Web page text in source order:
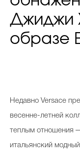
Джиджи
образе
Недавно Versace
весенне-летней
теплым отношения
итальянский